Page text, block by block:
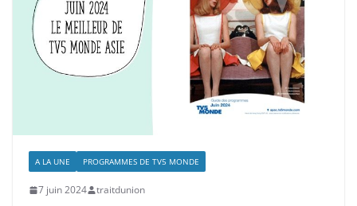
A LA UNE PROGRAMMES DE TV5 MONDE
7 juin 2024 traitdunion